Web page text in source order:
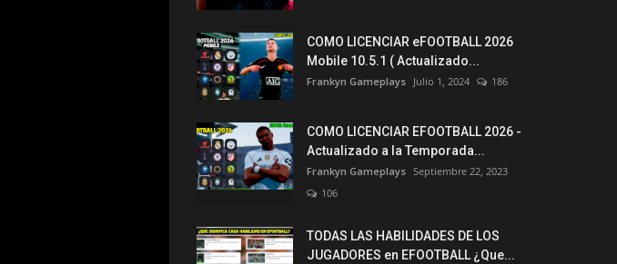
COMO LICENCIAR eFOOTBALL 2026
Mobile 10.5.1 ( Actualizado...
Frankyn Gameplays Julio 1, 2024 186
COMO LICENCIAR EFOOTBALL 2026 -
Actualizado a la Temporada...
Frankyn Gameplays Septiembre 22, 2023
106
TODAS LAS HABILIDADES DE LOS
JUGADORES en EFOOTBALL ¿Que...